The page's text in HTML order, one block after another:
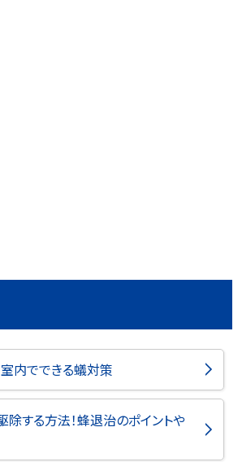
内でできる蟻対策
する方法！蜂退治のポイントや